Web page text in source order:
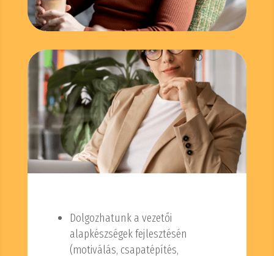
Dolgozhatunk a vezetői
alapkészségek fejlesztésén
(motiválás, csapatépítés,